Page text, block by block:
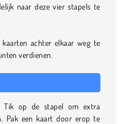
naar deze vier stapels te
achter elkaar weg te
verdienen.
Tik op de stapel om extra
Pak een kaart door erop te